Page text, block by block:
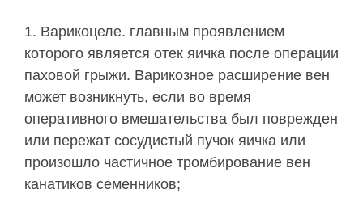
Варикоцеле. главным проявлением
которого является отек яичка после операции
паховой грыжи. Варикозное расширение вен
может возникнуть, если во время
оперативного вмешательства был поврежден
или пережат сосудистый пучок яичка или
произошло частичное тромбирование вен
канатиков семенников;